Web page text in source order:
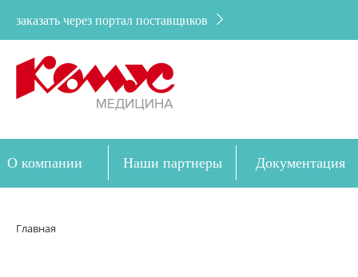
заказать через портал поставщиков
О компании Наши партнеры Документация
Главная